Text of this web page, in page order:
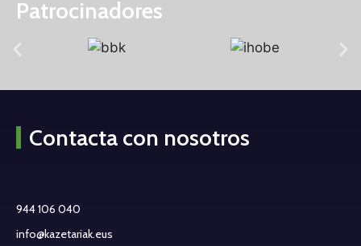
Patrocinadores
Contacta con nosotros
944 106 040
info@kazetariak.eus